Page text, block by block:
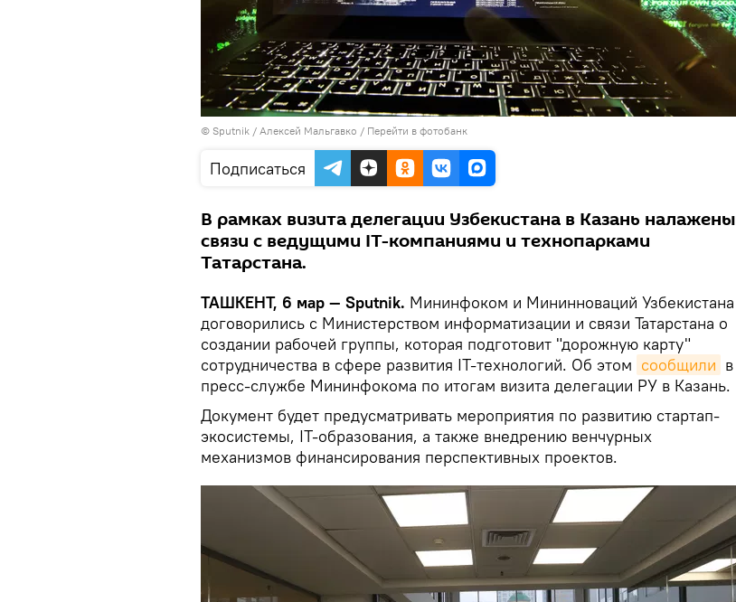
© Sputnik / Алексей Мальгавко / Перейти в фотобанк
Подписаться
В рамках визита делегации Узбекистана в Казань налажены
связи с ведущими IT-компаниями и технопарками
Татарстана.
ТАШКЕНТ, 6 мар — Sputnik. Мининфоком и Мининноваций Узбекистана
договорились с Министерством информатизации и связи Татарстана о
создании рабочей группы, которая подготовит "дорожную карту"
сотрудничества в сфере развития IT-технологий. Об этом сообщили в
пресс-службе Мининфокома по итогам визита делегации РУ в Казань.
Документ будет предусматривать мероприятия по развитию стартап-
экосистемы, IT-образования, а также внедрению венчурных
механизмов финансирования перспективных проектов.